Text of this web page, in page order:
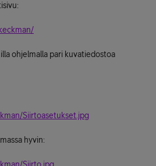
ohjelmalla pari kuvatiedostoa
Siirtoasetukset.jpg
hyvin: